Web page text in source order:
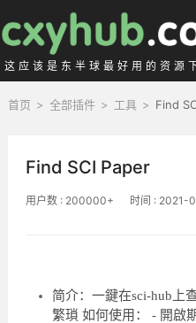
这应该是东半球最好用的资源
首页 > 全部插件 > 工具 > Find
Find SCI Paper
用户数 : 200000+ 时间 : 2021-
简介：一鍵在sci-hub上
繁瑣 如何使用： - 開啟